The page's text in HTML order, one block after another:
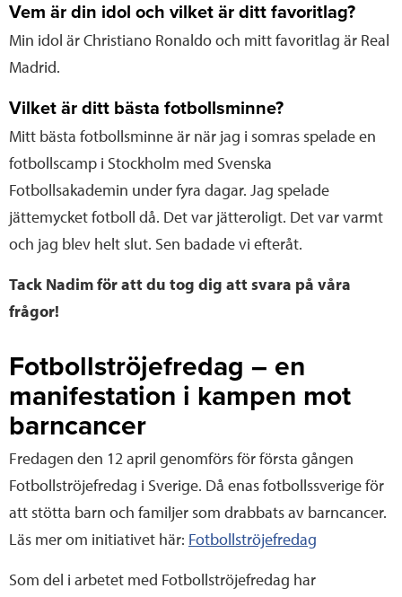
Vem är din idol och vilket är ditt favoritlag?
Min idol är Christiano Ronaldo och mitt favoritlag är Real
Madrid.
Vilket är ditt bästa fotbollsminne?
Mitt bästa fotbollsminne är när jag i somras spelade en
fotbollscamp i Stockholm med Svenska
Fotbollsakademin under fyra dagar. Jag spelade
jättemycket fotboll då. Det var jätteroligt. Det var varmt
och jag blev helt slut. Sen badade vi efteråt.
Tack Nadim för att du tog dig att svara på våra
frågor!
Fotbollströjefredag – en
manifestation i kampen mot
barncancer
Fredagen den 12 april genomförs för första gången
Fotbollströjefredag i Sverige. Då enas fotbollssverige för
att stötta barn och familjer som drabbats av barncancer.
Läs mer om initiativet här: Fotbollströjefredag
Som del i arbetet med Fotbollströjefredag har